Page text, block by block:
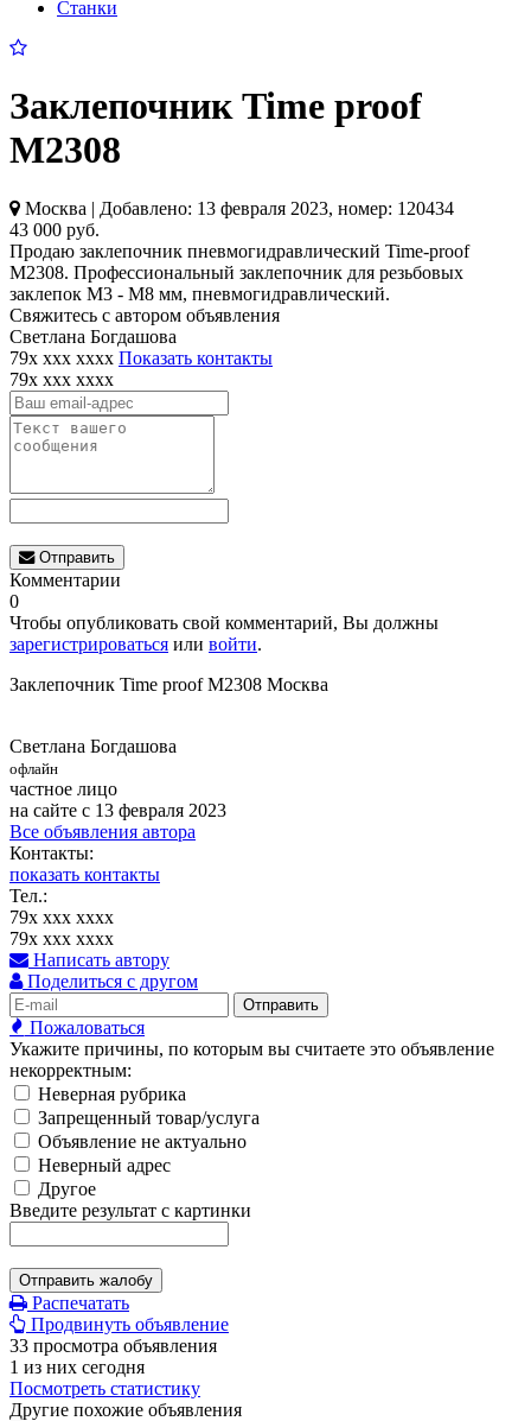
Станки
Заклепочник Time proof
M2308
Москва | Добавлено: 13 февраля 2023, номер: 120434
43 000 руб.
Продаю заклепочник пневмогидравлический Time-proof
M2308. Профессиональный заклепочник для резьбовых
заклепок М3 - М8 мм, пневмогидравлический.
Свяжитесь с автором объявления
Светлана Богдашова
79x xxx xxxx Показать контакты
79x xxx xxxx
Отправить
Комментарии
0
Чтобы опубликовать свой комментарий, Вы должны
зарегистрироваться или войти.
Заклепочник Time proof M2308 Москва
Светлана Богдашова
офлайн
частное лицо
на сайте с 13 февраля 2023
Все объявления автора
Контакты:
показать контакты
Тел.:
79x xxx xxxx
79x xxx xxxx
Написать автору
Поделиться с другом
Отправить
Пожаловаться
Укажите причины, по которым вы считаете это объявление
некорректным:
Неверная рубрика
Запрещенный товар/услуга
Объявление не актуально
Неверный адрес
Другое
Введите результат с картинки
Отправить жалобу
Распечатать
Продвинуть объявление
33 просмотра объявления
1 из них сегодня
Посмотреть статистику
Другие похожие объявления